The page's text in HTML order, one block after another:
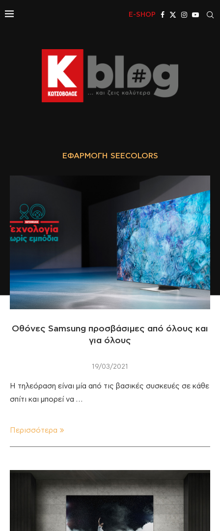
E-SHOP
ΕΦΑΡΜΟΓΉ SEECOLORS
Οθόνες Samsung προσβάσιμες από όλους και
για όλους
19/03/2021
Η τηλεόραση είναι μία από τις βασικές συσκευές σε κάθε
σπίτι και μπορεί να …
Περισσότερα